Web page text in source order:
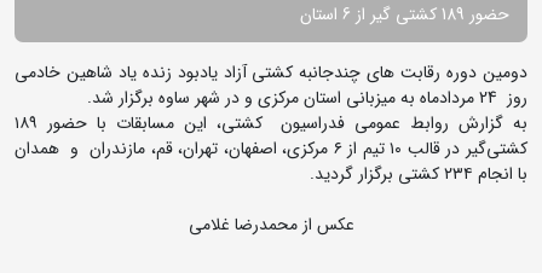
حضور 189 کشتی گیر از 6 استان
دومین دوره رقابت های چندجانبه کشتی آزاد یادبود زنده یاد شاهین خادمی
روز 24 مردادماه به میزبانی استان مرکزی و در شهر ساوه برگزار شد.
به گزارش روابط عمومی فدراسیون کشتی، این مسابقات با حضور ۱۸۹
کشتی‌گیر در قالب ۱۰ تیم از ۶ مرکزی، اصفهان، تهران، قم، مازندران و همدان
با انجام ۲۳۴ کشتی برگزار گردید.
عکس از محمدرضا غلامی